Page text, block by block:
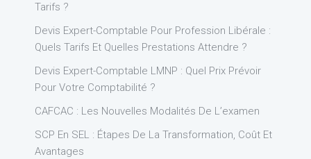
Tarifs ?
Devis Expert-Comptable Pour Profession Libérale :
Quels Tarifs Et Quelles Prestations Attendre ?
Devis Expert-Comptable LMNP : Quel Prix Prévoir
Pour Votre Comptabilité ?
CAFCAC : Les Nouvelles Modalités De L’examen
SCP En SEL : Étapes De La Transformation, Coût Et
Avantages